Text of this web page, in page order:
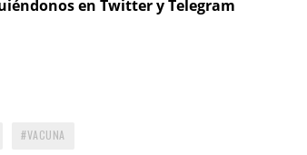
en Twitter y Telegram
VACUNA